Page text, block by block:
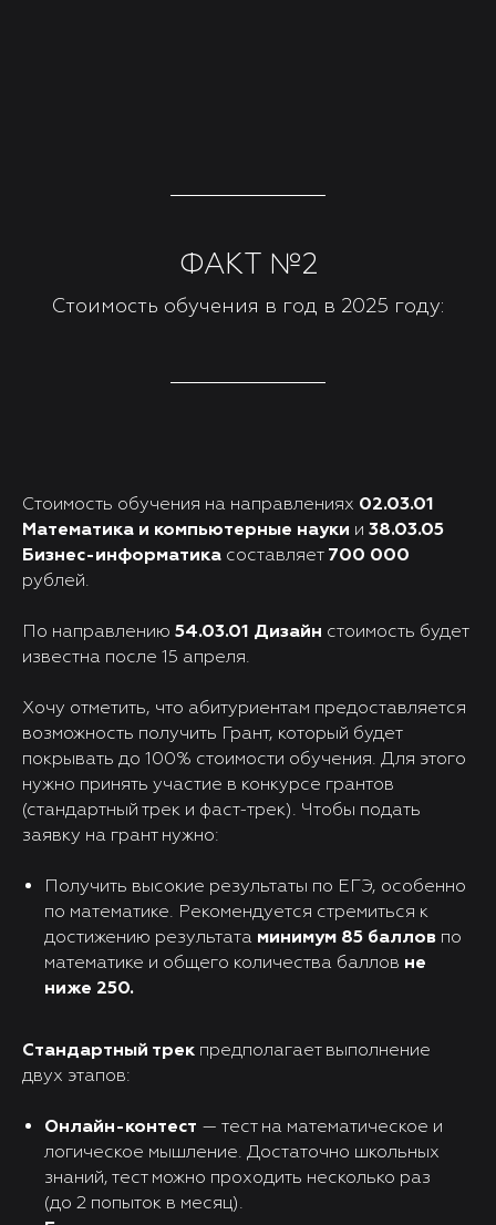
ФАКТ №2
Стоимость обучения в год в 2025 году:
Стоимость обучения на направлениях 02.03.01
Математика и компьютерные науки и 38.03.05
Бизнес-информатика составляет 700 000
рублей.
По направлению 54.03.01 Дизайн стоимость будет
известна после 15 апреля.
Хочу отметить, что абитуриентам предоставляется
возможность получить Грант, который будет
покрывать до 100% стоимости обучения. Для этого
нужно принять участие в конкурсе грантов
(стандартный трек и фаст-трек). Чтобы подать
заявку на грант нужно:
Получить высокие результаты по ЕГЭ, особенно
по математике. Рекомендуется стремиться к
достижению результата минимум 85 баллов по
математике и общего количества баллов не
ниже 250.
Стандартный трек предполагает выполнение
двух этапов:
Онлайн-контест — тест на математическое и
логическое мышление. Достаточно школьных
знаний, тест можно проходить несколько раз
(до 2 попыток в месяц).